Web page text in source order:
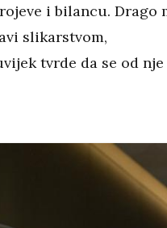
i bilancu. Drago
slikarstvom,
tvrde da se od nje